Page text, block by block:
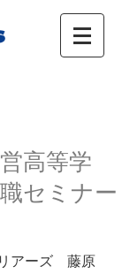
高等学
セミナー
アーズ　藤原